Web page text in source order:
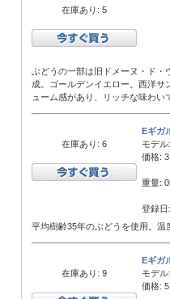
在庫あり: 5
ぶどうの一部は旧ドメーヌ・ド・
成。ゴールデンイエロー。西洋
ューム感があり、リッチな味わい
在庫あり: 6
Eギガ
モデル:
価格:
重量:
登録
平均樹齢35年のぶどうを使用。
在庫あり: 9
Eギガ
モデル:
価格: